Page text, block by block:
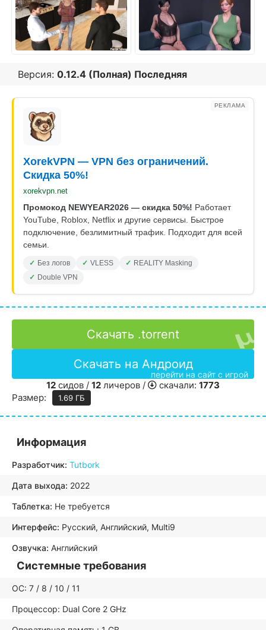
Версия: 0.12.4 (Полная) Последняя
РЕКЛАМА
XorekVPN — VPN без ограничений.
Скидка 50%!
xorekvpn.net
Промокод NEWYEAR2026 — скидка 50%! Работает
YouTube, Roblox, Netflix и другие сервисы. Быстрое
подключение, безлимитный трафик. Подходит для всей
семьи.
Без логов VLESS
REALITY Masking
Double VPN
Скачать .torrent
Скачать на Андроид
перейти на сайт с игрой
12 сидов / 12 личеров / скачали: 1773
Размер:
1.69 ГБ
Информация
Разработчик: Tutbork
Дата выхода: 2022
Таблетка: Не требуется
Интерфейс: Русский, Английский, Multi9
Озвучка: Английский
Системные требования
ОС: 7 / 8 / 10 / 11
Процессор: Dual Core 2 GHz